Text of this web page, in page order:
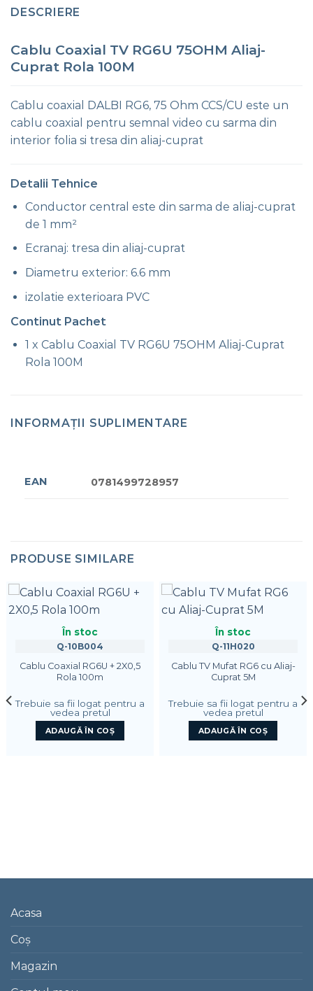
DESCRIERE
Cablu Coaxial TV RG6U 75OHM Aliaj-
Cuprat Rola 100M
Cablu coaxial DALBI RG6, 75 Ohm CCS/CU este un
cablu coaxial pentru semnal video cu sarma din
interior folia si tresa din aliaj-cuprat
Detalii Tehnice
Conductor central este din sarma de aliaj-cuprat
de 1 mm²
Ecranaj: tresa din aliaj-cuprat
Diametru exterior: 6.6 mm
izolatie exterioara PVC
Continut Pachet
1 x Cablu Coaxial TV RG6U 75OHM Aliaj-Cuprat
Rola 100M
INFORMAȚII SUPLIMENTARE
EAN 0781499728957
PRODUSE SIMILARE
În stoc
Q-10B004
Cablu Coaxial RG6U + 2X0,5
Rola 100m
Trebuie sa fii logat pentru a
vedea pretul
ADAUGĂ ÎN COȘ
În stoc
Q-11H020
Cablu TV Mufat RG6 cu Aliaj-
Cuprat 5M
Trebuie sa fii logat pentru a
vedea pretul
ADAUGĂ ÎN COȘ
Acasa
Coș
Magazin